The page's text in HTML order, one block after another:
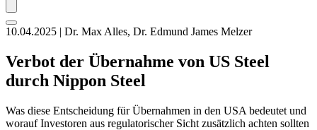
10.04.2025 | Dr. Max Alles, Dr. Edmund James Melzer
Verbot der Übernahme von US Steel
durch Nippon Steel
Was diese Entscheidung für Übernahmen in den USA bedeutet und
worauf Investoren aus regulatorischer Sicht zusätzlich achten sollten